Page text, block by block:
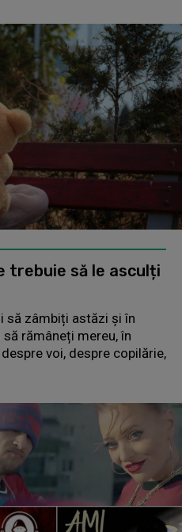
trebuie să le asculți
să zâmbiți astăzi și în
rămâneți mereu, în
voi, despre copilărie,